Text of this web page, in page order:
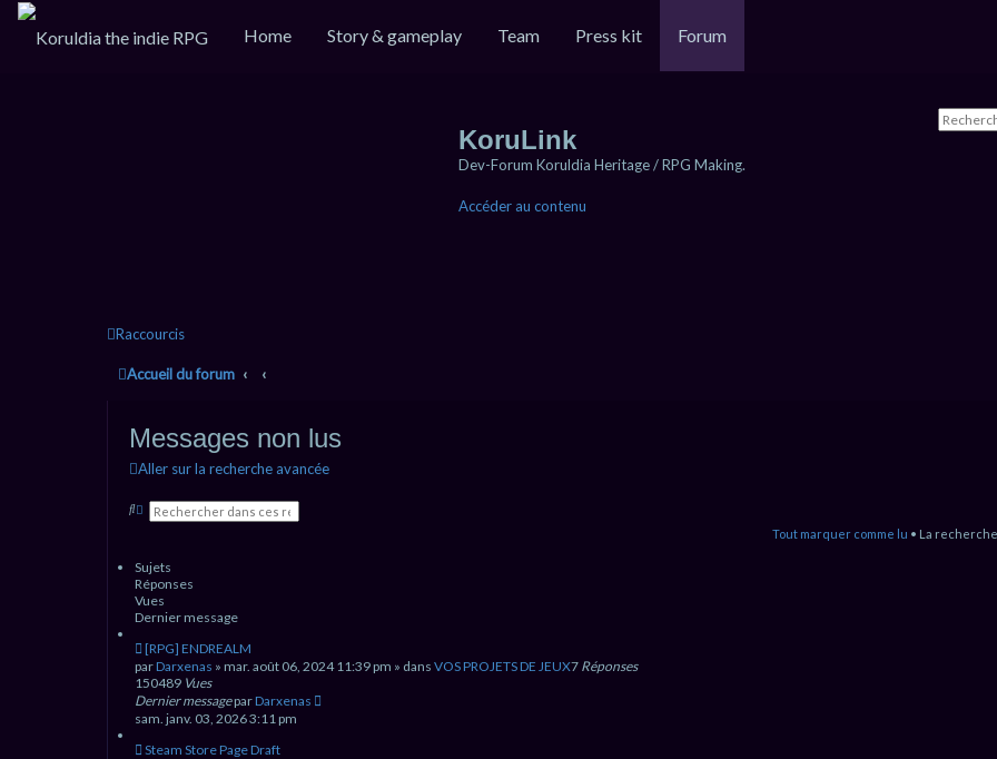
Home Story & gameplay Team Press kit Forum
KoruLink
Dev-Forum Koruldia Heritage / RPG Making.
Accéder au contenu
Raccourcis
Accueil du forum
Messages non lus
Aller sur la recherche avancée
R
e
r
c
h
e
R
e
e
r
c
h
e
v
a
n
c
é
e
Tout marquer comme lu • La
Sujets
Réponses
Vues
Dernier message
N
o
u
v
u
[RPG] ENDREALM
parDarxenas » mar. août 06, 2024 11:39 pm » dans VOS PROJETS DE JEUX7 Réponses
150489 Vues
Dernier messageparDarxenas
sam. janv. 03, 2026 3:11 pm
N
Steam Store Page Draft